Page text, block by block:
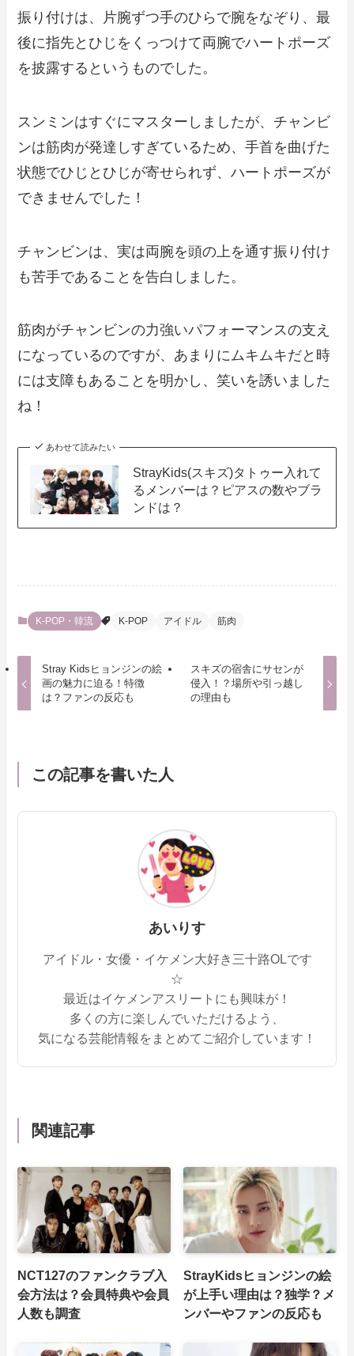
振り付けは、片腕ずつ手のひらで腕をなぞり、最
後に指先とひじをくっつけて両腕でハートポーズ
を披露するというものでした。
スンミンはすぐにマスターしましたが、チャンビ
ンは筋肉が発達しすぎているため、手首を曲げた
状態でひじとひじが寄せられず、ハートポーズが
できませんでした！
チャンビンは、実は両腕を頭の上を通す振り付け
も苦手であることを告白しました。
筋肉がチャンビンの力強いパフォーマンスの支え
になっているのですが、あまりにムキムキだと時
には支障もあることを明かし、笑いを誘いました
ね！
あわせて読みたい
StrayKids(スキズ)タトゥー入れて
るメンバーは？ピアスの数やブラ
ンドは？
K-POP・韓流 K-POP アイドル 筋肉
Stray Kidsヒョンジンの絵
画の魅力に迫る！特徴
は？ファンの反応も
スキズの宿舎にサセンが
侵入！？場所や引っ越し
の理由も
この記事を書いた人
あいりす
アイドル・女優・イケメン大好き三十路OLです
☆
最近はイケメンアスリートにも興味が！
多くの方に楽しんでいただけるよう、
気になる芸能情報をまとめてご紹介しています！
関連記事
NCT127のファンクラブ入
会方法は？会員特典や会員
人数も調査
StrayKidsヒョンジンの絵
が上手い理由は？独学？メ
ンバーやファンの反応も